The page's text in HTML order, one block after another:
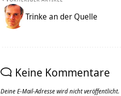
Trinke an der Quelle
Keine Kommentare
Deine E-Mail-Adresse wird nicht veröffentlicht.